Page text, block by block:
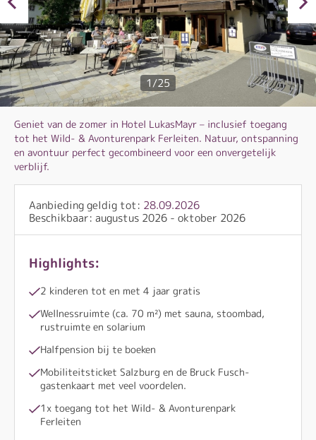
1/25
Geniet van de zomer in Hotel LukasMayr – inclusief toegang
tot het Wild- & Avonturenpark Ferleiten. Natuur, ontspanning
en avontuur perfect gecombineerd voor een onvergetelijk
verblijf.
Aanbieding geldig tot: 28.09.2026
Beschikbaar: augustus 2026 - oktober 2026
Highlights:
2 kinderen tot en met 4 jaar gratis
Wellnessruimte (ca. 70 m²) met sauna, stoombad,
rustruimte en solarium
Halfpension bij te boeken
Mobiliteitsticket Salzburg en de Bruck Fusch-
gastenkaart met veel voordelen.
1x toegang tot het Wild- & Avonturenpark
Ferleiten